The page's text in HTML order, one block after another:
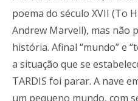
poema do século XVII (To
Andrew Marvell), mas não
história. Afinal “mundo” e
a situação que se
TARDIS foi parar. A nave
um pequeno mundo, com